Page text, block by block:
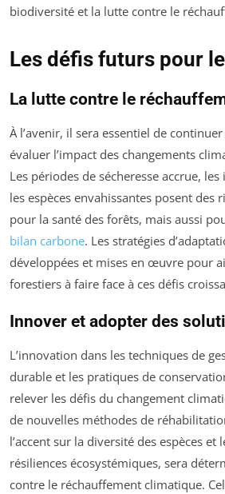
biodiversité et la lutte contre le
Les défis futurs pour
La lutte contre le
À l’avenir, il sera essentiel de
évaluer l’impact des changements
Les périodes de sécheresse accrue,
les espèces envahissantes posent des
pour la santé des forêts, mais aussi
bilan carbone. Les stratégies
développées et mises en œuvre pour
forestiers à faire face à ces défis
Innover et adopter des
L’innovation dans les techniques de
durable et les pratiques de
relever les défis du changement
de nouvelles méthodes de
l’accent sur la diversité des espèces
résiliences écosystémiques, sera
contre le réchauffement climatique.